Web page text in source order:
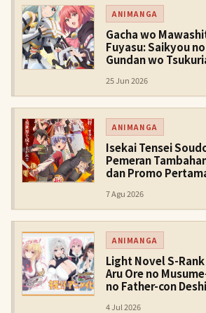
ANIMANGA
Gacha wo
Fuyasu: Saikyou
Gundan wo
Tayang Januari 2027
25 Jun 2026
ANIMANGA
Isekai Tensei
Pemeran
dan Promo
7 Agu 2026
ANIMANGA
Light Novel S-
Aru Ore no
no Father-con
4 Jul 2026